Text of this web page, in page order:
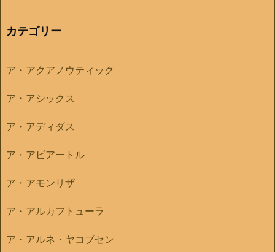
カテゴリー
ア・アクアノウティック
ア・アシックス
ア・アディダス
ア・アビアートル
ア・アモンリザ
ア・アルカフトューラ
ア・アルネ・ヤコブセン